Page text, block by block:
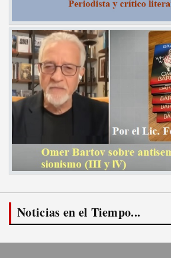
Noticias en el Tiempo...